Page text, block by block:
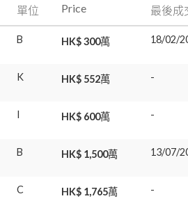
單位 Price 最後成
B HK$ 300萬 18/02/
K HK$ 552萬 -
I HK$ 600萬 -
B HK$ 1,500萬 13/07/
C HK$ 1,765萬 -